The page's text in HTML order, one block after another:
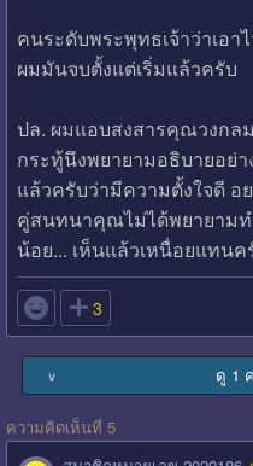
คนระดับพระพุทธเจ้าว่าเอา
ผมมันจบตั้งแต่เริ่มแล้วครับ
ปล. ผมแอบสงสารคุณวงก
กระทู้นึงพยายามอธิบายอย่
แล้วครับว่ามีความตั้งใจดี อ
คู่สนทนาคุณไม่ได้พยายามท
น้อย... เห็นแล้วเหนื่อยแทนค
 3
∨ ดู 1
ความคิดเห็นที่ 5